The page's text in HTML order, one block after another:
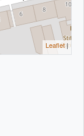
Leaflet|